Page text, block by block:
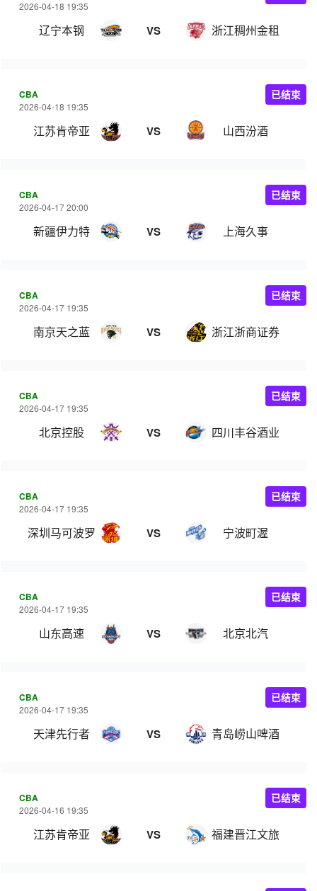
2026-04-18 19:35
辽宁本钢 VS 浙江稠州金租
CBA
2026-04-18 19:35
江苏肯帝亚 VS 山西汾酒
已结束
CBA
2026-04-17 20:00
新疆伊力特 VS 上海久事
已结束
CBA
2026-04-17 19:35
南京天之蓝 VS 浙江浙商证券
已结束
CBA
2026-04-17 19:35
北京控股 VS 四川丰谷酒业
已结束
CBA
2026-04-17 19:35
深圳马可波罗 VS 宁波町渥
已结束
CBA
2026-04-17 19:35
山东高速 VS 北京北汽
已结束
CBA
2026-04-17 19:35
天津先行者 VS 青岛崂山啤酒
已结束
CBA
2026-04-16 19:35
江苏肯帝亚 VS 福建晋江文旅
已结束